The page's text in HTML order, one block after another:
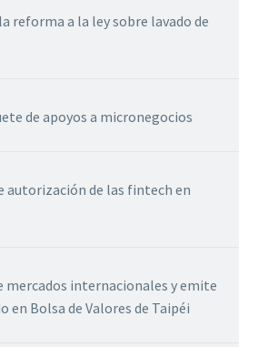
reforma a la ley sobre lavado de
de apoyos a micronegocios
autorización de las fintech en
mercados internacionales y emite
en Bolsa de Valores de Taipéi